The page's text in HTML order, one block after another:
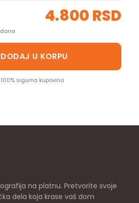
4.800 RSD
DODAJ U KORPU
100% sigurna kupovina
na platnu. Pretvorite svoje
dela koja krase vaš dom